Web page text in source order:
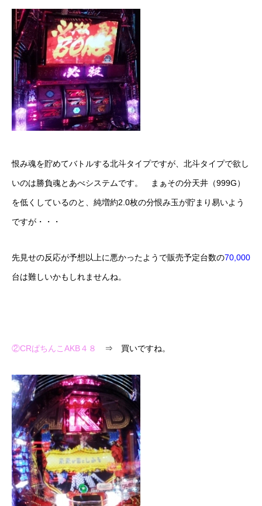
恨み魂を貯めてバトルする北斗タイプですが、北斗タイプで欲し
いのは勝負魂とあべシステムです。 まぁその分天井（999G）
を低くしているのと、純増約2.0枚の分恨み玉が貯まり易いよう
ですが・・・
先見せの反応が予想以上に悪かったようで販売予定台数の70,000
台は難しいかもしれませんね。
②CRぱちんこAKB４８ ⇒ 買いですね。